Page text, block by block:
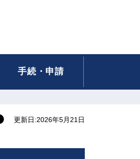
手続・申請
更新日:2026年5月21日